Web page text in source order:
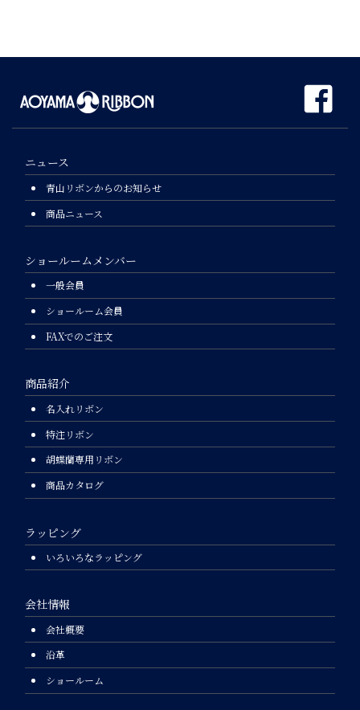
ニュース
青山リボンからのお知らせ
商品ニュース
ショールームメンバー
一般会員
ショールーム会員
FAXでのご注文
商品紹介
名入れリボン
特注リボン
胡蝶蘭専用リボン
商品カタログ
ラッピング
いろいろなラッピング
会社情報
会社概要
沿革
ショールーム